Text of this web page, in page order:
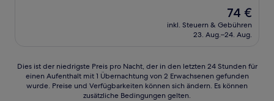
Der
Preis
beträgt
74 €
inkl. Steuern & Gebühren
23. Aug.–24. Aug.
Dies
der
Dies ist der niedrigste Preis pro Nacht, der in den letzten 24 Stunden für
einen Aufenthalt mit 1 Übernachtung von 2 Erwachsenen gefunden
wurde. Preise und Verfügbarkeiten können sich ändern. Es können
zusätzliche Bedingungen gelten.